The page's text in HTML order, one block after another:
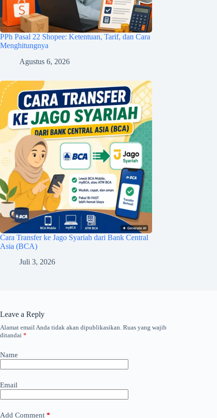
PPh Pasal 22 Shopee: Ketentuan, Tarif, dan Cara
Menghitungnya
Agustus 6, 2026
Cara Transfer ke Jago Syariah dari Bank Central
Asia (BCA)
Juli 3, 2026
Leave a Reply
Alamat email Anda tidak akan dipublikasikan. Ruas yang wajib
ditandai *
Name
Email
Add Comment *